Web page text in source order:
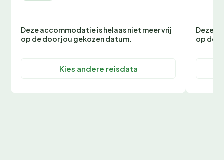
Deze accommodatie is helaas niet meer vrij
op de door jou gekozen datum.
Kies andere reisdata
Deze
op de